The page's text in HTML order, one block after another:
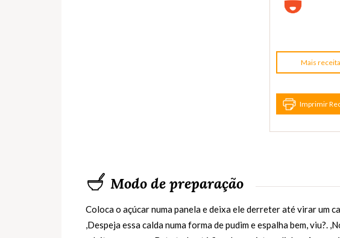
Mais
Imprimir
Modo de preparação
Coloca o açúcar numa panela e deixa ele derreter até virar um
,Despeja essa calda numa forma de pudim e espalha bem,